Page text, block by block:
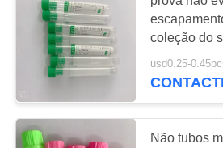
FÁBRICA
CONTROLE
DA
QUALIDADE
sangue do
coleção do
5ml
usd0.25-
Não tubos